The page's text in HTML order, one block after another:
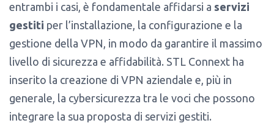
entrambi i casi, è fondamentale affidarsi a servizi
gestiti per l’installazione, la configurazione e la
gestione della VPN, in modo da garantire il massimo
livello di sicurezza e affidabilità. STL Connext ha
inserito la creazione di VPN aziendale e, più in
generale, la cybersicurezza tra le voci che possono
integrare la sua proposta di servizi gestiti.